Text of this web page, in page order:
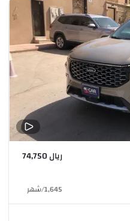
ريال 74,750
1,645
/شهر